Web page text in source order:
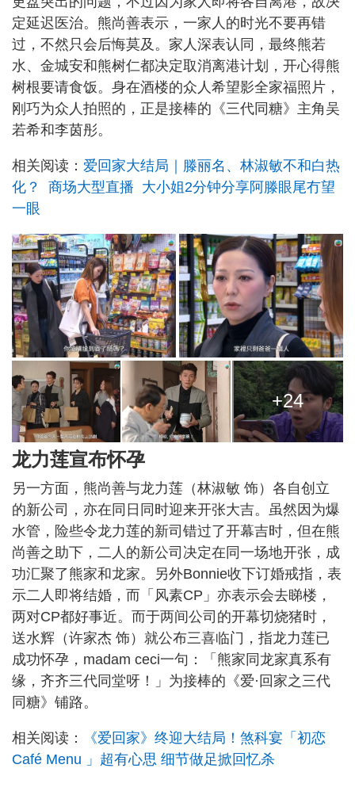
定延迟医治。熊尚善表示，一家人的时光不要再错
过，不然只会后悔莫及。家人深表认同，最终熊若
水、金城安和熊树仁都决定取消离港计划，开心得熊
树根要请食饭。身在酒楼的众人希望影全家福照片，
刚巧为众人拍照的，正是接棒的《三代同糖》主角吴
若希和李茵彤。
相关阅读： 爱回家大结局｜滕丽名、林淑敏不和白热
化？ 商场大型直播 大小姐2分钟分享阿滕眼尾冇望
一眼
+24
龙力莲宣布怀孕
另一方面，熊尚善与龙力莲（林淑敏 饰）各自创立
的新公司，亦在同日同时迎来开张大吉。虽然因为爆
水管，险些令龙力莲的新司错过了开幕吉时，但在熊
尚善之助下，二人的新公司决定在同一场地开张，成
功汇聚了熊家和龙家。另外Bonnie收下订婚戒指，表
示二人即将结婚，而「风素CP」亦表示会去睇楼，
两对CP都好事近。而于两间公司的开幕切烧猪时，
送水辉（许家杰 饰）就公布三喜临门，指龙力莲已
成功怀孕，madam ceci一句：「熊家同龙家真系有
缘，齐齐三代同堂呀！」为接棒的《爱·回家之三代
同糖》铺路。
相关阅读：
《爱回家》终迎大结局！煞科宴「初恋
Café Menu 」超有心思 细节做足掀回忆杀